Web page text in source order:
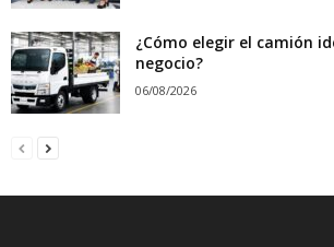
¿Cómo elegir el camión
negocio?
06/08/2026